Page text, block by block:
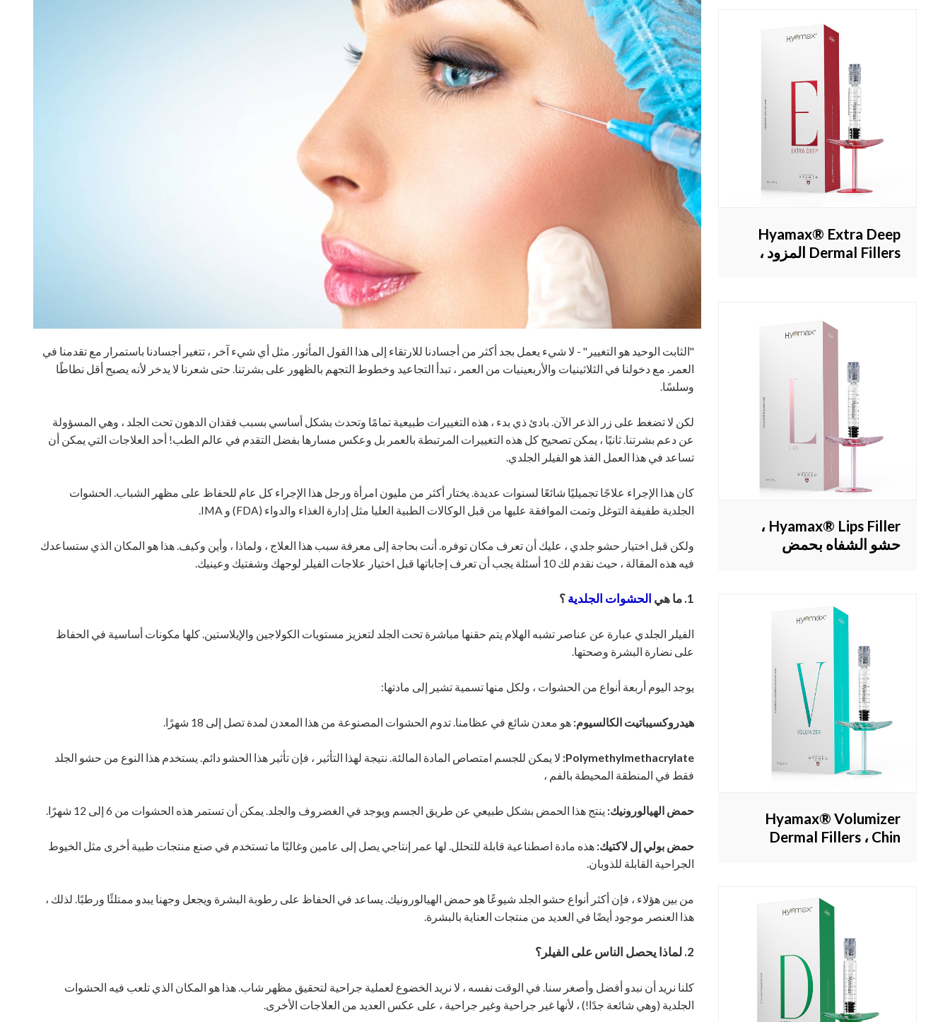
"الثابت الوحيد هو التغيير" - لا شيء يعمل بجد أكثر من أجسادنا للارتقاء إلى هذا القول المأثور. مثل أي شيء آخر ، تتغير أجسادنا باستمرار مع تقدمنا في
العمر. مع دخولنا في الثلاثينيات والأربعينيات من العمر ، تبدأ التجاعيد وخطوط التجهم بالظهور على بشرتنا. حتى شعرنا لا يدخر لأنه يصبح أقل نطاطًا
وسلسًا.
لكن لا تضغط على زر الذعر الآن. بادئ ذي بدء ، هذه التغييرات طبيعية تمامًا وتحدث بشكل أساسي بسبب فقدان الدهون تحت الجلد ، وهي المسؤولة
عن دعم بشرتنا. ثانيًا ، يمكن تصحيح كل هذه التغييرات المرتبطة بالعمر بل وعكس مسارها بفضل التقدم في عالم الطب! أحد العلاجات التي يمكن أن
تساعد في هذا العمل الفذ هو الفيلر الجلدي.
كان هذا الإجراء علاجًا تجميليًا شائعًا لسنوات عديدة. يختار أكثر من مليون امرأة ورجل هذا الإجراء كل عام للحفاظ على مظهر الشباب. الحشوات
الجلدية طفيفة التوغل وتمت الموافقة عليها من قبل الوكالات الطبية العليا مثل إدارة الغذاء والدواء (FDA) و IMA.
ولكن قبل اختيار حشو جلدي ، عليك أن تعرف مكان توفره. أنت بحاجة إلى معرفة سبب هذا العلاج ، ولماذا ، وأين وكيف. هذا هو المكان الذي ستساعدك
فيه هذه المقالة ، حيث نقدم لك 10 أسئلة يجب أن تعرف إجاباتها قبل اختيار علاجات الفيلر لوجهك وشفتيك وعينيك.
1. ما هي الحشوات الجلدية ؟
الفيلر الجلدي عبارة عن عناصر تشبه الهلام يتم حقنها مباشرة تحت الجلد لتعزيز مستويات الكولاجين والإيلاستين. كلها مكونات أساسية في الحفاظ
على نضارة البشرة وصحتها.
يوجد اليوم أربعة أنواع من الحشوات ، ولكل منها تسمية تشير إلى مادتها:
هيدروكسيباتيت الكالسيوم: هو معدن شائع في عظامنا. تدوم الحشوات المصنوعة من هذا المعدن لمدة تصل إلى 18 شهرًا.
Polymethylmethacrylate: لا يمكن للجسم امتصاص المادة المالئة. نتيجة لهذا التأثير ، فإن تأثير هذا الحشو دائم. يستخدم هذا النوع من حشو الجلد
فقط في المنطقة المحيطة بالفم ،
حمض الهيالورونيك: ينتج هذا الحمض بشكل طبيعي عن طريق الجسم ويوجد في الغضروف والجلد. يمكن أن تستمر هذه الحشوات من 6 إلى 12 شهرًا.
حمض بولي إل لاكتيك: هذه مادة اصطناعية قابلة للتحلل. لها عمر إنتاجي يصل إلى عامين وغالبًا ما تستخدم في صنع منتجات طبية أخرى مثل الخيوط
الجراحية القابلة للذوبان.
من بين هؤلاء ، فإن أكثر أنواع حشو الجلد شيوعًا هو حمض الهيالورونيك. يساعد في الحفاظ على رطوبة البشرة ويجعل وجهنا يبدو ممتلئًا ورطبًا. لذلك ،
هذا العنصر موجود أيضًا في العديد من منتجات العناية بالبشرة.
2. لماذا يحصل الناس على الفيلر؟
كلنا نريد أن نبدو أفضل وأصغر سنا. في الوقت نفسه ، لا نريد الخضوع لعملية جراحية لتحقيق مظهر شاب. هذا هو المكان الذي تلعب فيه الحشوات
الجلدية (وهي شائعة جدًا!) ، لأنها غير جراحية وغير جراحية ، على عكس العديد من العلاجات الأخرى.
Hyamax® Extra Deep
Dermal Fillers المزود ،
Hyamax® Lips Filler ،
حشو الشفاه بحمض
Hyamax® Volumizer
Dermal Fillers ، Chin